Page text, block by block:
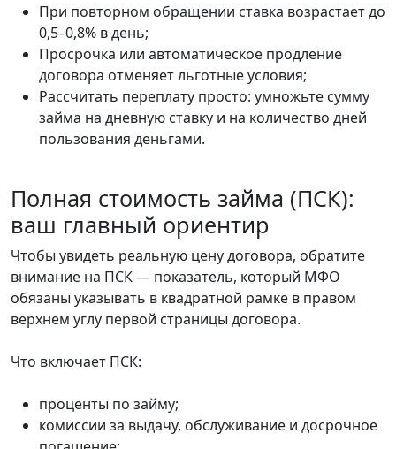
При повторном обращении ставка возрастает до
0,5–0,8% в день;
Просрочка или автоматическое продление
договора отменяет льготные условия;
Рассчитать переплату просто: умножьте сумму
займа на дневную ставку и на количество дней
пользования деньгами.
Полная стоимость займа (ПСК):
ваш главный ориентир
Чтобы увидеть реальную цену договора, обратите
внимание на ПСК — показатель, который МФО
обязаны указывать в квадратной рамке в правом
верхнем углу первой страницы договора.
Что включает ПСК:
проценты по займу;
комиссии за выдачу, обслуживание и досрочное